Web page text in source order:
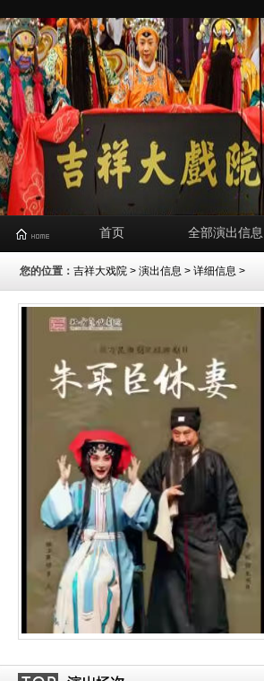
首页 全部演出信息
您的位置： 吉祥大戏院 > 演出信息 > 详细信息 >